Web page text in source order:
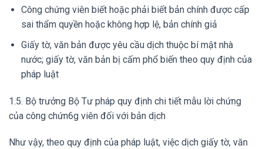
Công chứng viên biết hoặc phải biết bản chính được cấp
sai thẩm quyền hoặc không hợp lệ, bản chính giả
Giấy tờ, văn bản được yêu cầu dịch thuộc bí mật nhà
nước; giấy tờ, văn bản bị cấm phổ biến theo quy định của
pháp luật
1.5. Bộ trưởng Bộ Tư pháp quy định chi tiết mẫu lời chứng
của công chứn6g viên đối với bản dịch
Như vậy, theo quy định của pháp luật, việc dịch giấy tờ, văn